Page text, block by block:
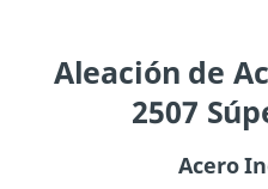
Aleación de
2507
Acero